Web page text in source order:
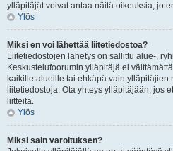
ylläpitäjät voivat antaa näitä oikeuksia,
Ylös
Miksi en voi lähettää liitetiedostoa?
Liitetiedostojen lähetys on sallittu alue-,
Keskustelufoorumin ylläpitäjä ei
kaikille alueille tai ehkäpä vain ylläpitäjien
liitetiedostoja. Ota yhteys ylläpitäjään, jos
liitteitä.
Ylös
Miksi sain varoituksen?